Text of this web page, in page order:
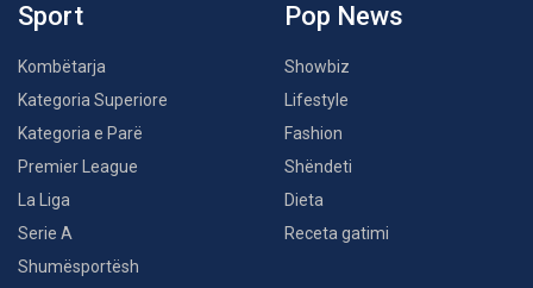
Sport
Kombëtarja
Kategoria Superiore
Kategoria e Parë
Premier League
La Liga
Serie A
Shumësportësh
Pop News
Showbiz
Lifestyle
Fashion
Shëndeti
Dieta
Receta gatimi